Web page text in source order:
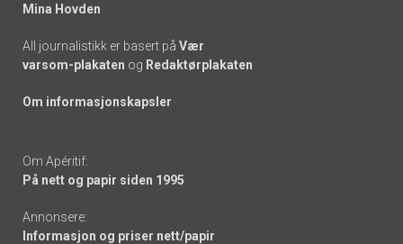
Mina Hovden
All journalistikk er basert på Vær
varsom-plakaten og Redaktørplakaten
Om informasjonskapsler
Om Apéritif:
På nett og papir siden 1995
Annonsere:
Informasjon og priser nett/papir